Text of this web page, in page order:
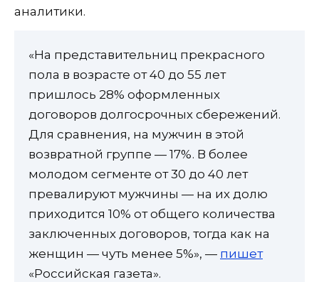
аналитики.
«На представительниц прекрасного
пола в возрасте от 40 до 55 лет
пришлось 28% оформленных
договоров долгосрочных сбережений.
Для сравнения, на мужчин в этой
возвратной группе — 17%. В более
молодом сегменте от 30 до 40 лет
превалируют мужчины — на их долю
приходится 10% от общего количества
заключенных договоров, тогда как на
женщин — чуть менее 5%», — пишет
«Российская газета».